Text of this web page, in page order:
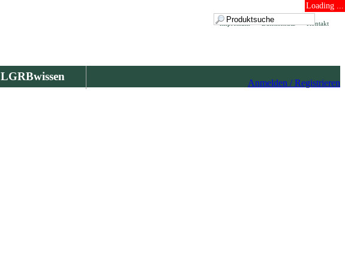
Loading ...
Kontakt
Datenschutz
Impressum
LGRBwissen
Anmelden / Registrieren